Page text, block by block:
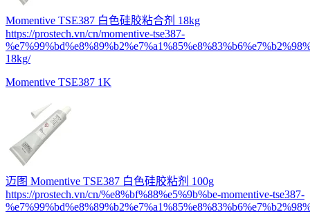
Momentive TSE387 白色硅胶粘合剂 18kg
https://prostech.vn/cn/momentive-tse387-
18kg/
Momentive TSE387 1K
迈图 Momentive TSE387 白色硅胶粘剂 100g
https://prostech.vn/cn/%e8%bf%88%e5%9b%be-momentive-tse387-